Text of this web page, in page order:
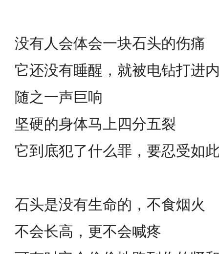
没有人会体会一块石头的伤痛
它还没有睡醒，就被电钻打进
随之一声巨响
坚硬的身体马上四分五裂
它到底犯了什么罪，要忍受如
石头是没有生命的，不食烟火
不会长高，更不会喊疼